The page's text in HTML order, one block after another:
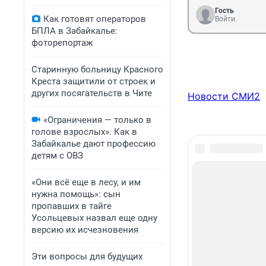
Как готовят операторов
БПЛА в Забайкалье:
фоторепортаж
Старинную больницу Красного
Креста защитили от строек и
других посягательств в Чите
«Ограничения — только в
голове взрослых». Как в
Забайкалье дают профессию
детям с ОВЗ
«Они всё еще в лесу, и им
нужна помощь»: сын
пропавших в тайге
Усольцевых назвал еще одну
версию их исчезновения
Эти вопросы для будущих
Гость
Войти
Новости СМИ2